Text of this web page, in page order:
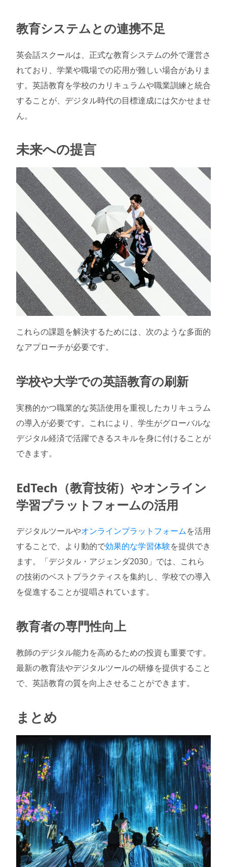
教育システムとの連携不足
英会話スクールは、正式な教育システムの外で運営さ
れており、学業や職場での応用が難しい場合がありま
す。英語教育を学校のカリキュラムや職業訓練と統合
することが、デジタル時代の目標達成には欠かせませ
ん。
未来への提言
これらの課題を解決するためには、次のような多面的
なアプローチが必要です。
学校や大学での英語教育の刷新
実務的かつ職業的な英語使用を重視したカリキュラム
の導入が必要です。これにより、学生がグローバルな
デジタル経済で活躍できるスキルを身に付けることが
できます。
EdTech（教育技術）やオンライン
学習プラットフォームの活用
デジタルツールやオンラインプラットフォームを活用
することで、より動的で効果的な学習体験を提供でき
ます。「デジタル・アジェンダ2030」では、これら
の技術のベストプラクティスを集約し、学校での導入
を促進することが提唱されています。
教育者の専門性向上
教師のデジタル能力を高めるための投資も重要です。
最新の教育法やデジタルツールの研修を提供すること
で、英語教育の質を向上させることができます。
まとめ